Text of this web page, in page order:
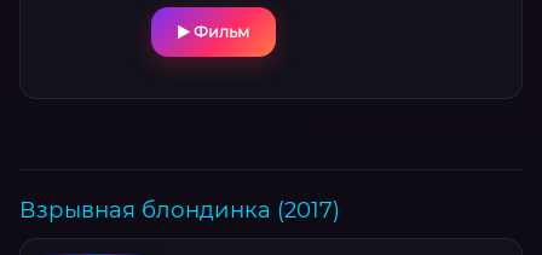
Фильм
Взрывная блондинка (2017)